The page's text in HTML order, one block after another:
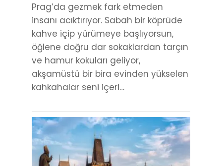
Prag’da gezmek fark etmeden
insanı acıktırıyor. Sabah bir köprüde
kahve içip yürümeye başlıyorsun,
öğlene doğru dar sokaklardan tarçın
ve hamur kokuları geliyor,
akşamüstü bir bira evinden yükselen
kahkahalar seni içeri…